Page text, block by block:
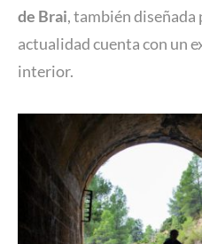
de Brai, también
actualidad cuenta con un
interior.